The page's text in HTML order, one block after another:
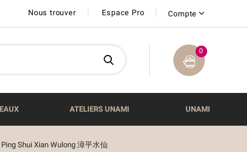
Nous trouver Espace Pro Compte
0
ATELIERS UNAMI UNAMI
Shui Xian Wulong 漳平⽔仙